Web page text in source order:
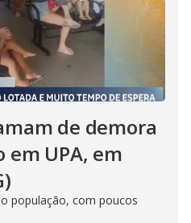
de demora
UPA, em
população, com poucos